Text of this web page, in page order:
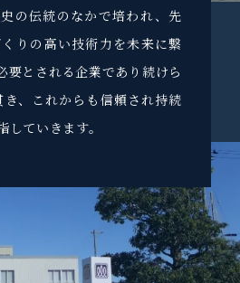
の伝統のなかで培われ、先
りの高い技術力を未来に繋
要とされる企業であり続けら
、これからも信頼され持続
ていきます。